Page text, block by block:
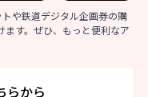
や鉄道デジタル企画券の購
ます。ぜひ、もっと便利なア
らから